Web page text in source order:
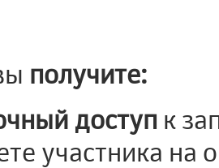
получите:
доступ к
участника